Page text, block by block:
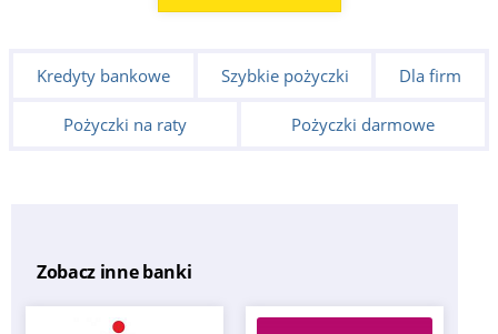
Kredyty bankowe Szybkie pożyczki Dla firm
Pożyczki na raty Pożyczki darmowe
Zobacz inne banki